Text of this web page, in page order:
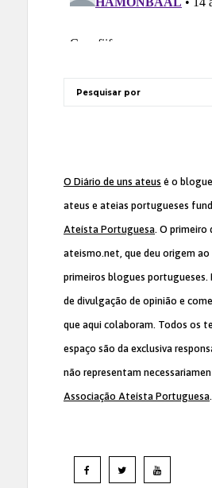
O Diário de uns ateus é o
ateus e ateias portugueses
Ateísta Portuguesa. O primeiro
ateismo.net, que deu origem
primeiros blogues portugueses.
de divulgação de opinião e
que aqui colaboram. Todos os
espaço são da exclusiva
não representam
Associação Ateísta Portuguesa.